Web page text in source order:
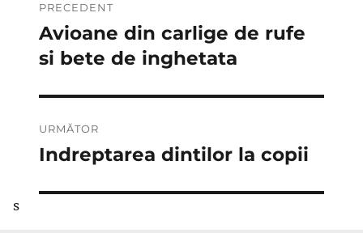
în
articole
PRECEDENT
Articolul
anterior:
Avioane din carlige de rufe
si bete de inghetata
URMĂTOR
Articolul
Indreptarea dintilor la copii
s